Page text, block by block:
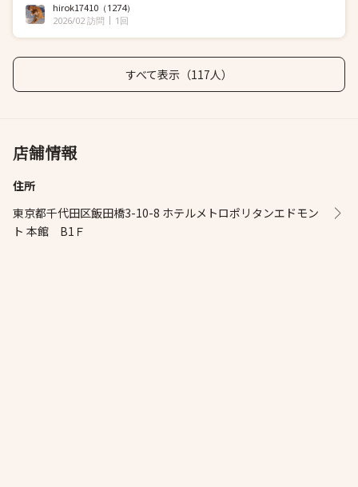
hirok17410 （1274）
2026/02 訪問
1回
すべて表示（117人）
店舗情報
住所
東京都千代田区飯田橋3-10-8 ホテルメトロポリタンエドモン
ト 本館 B1Ｆ